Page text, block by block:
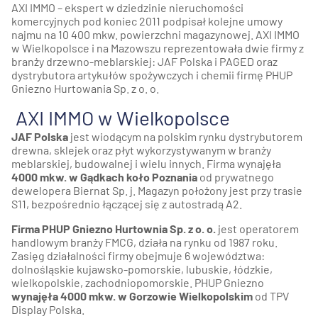
AXI IMMO – ekspert w dziedzinie nieruchomości
komercyjnych pod koniec 2011 podpisał kolejne umowy
najmu na 10 400 mkw. powierzchni magazynowej. AXI IMMO
w Wielkopolsce i na Mazowszu reprezentowała dwie firmy z
branży drzewno-meblarskiej: JAF Polska i PAGED oraz
dystrybutora artykułów spożywczych i chemii firmę PHUP
Gniezno Hurtowania Sp. z o. o.
AXI IMMO w Wielkopolsce
JAF Polska jest wiodącym na polskim rynku dystrybutorem
drewna, sklejek oraz płyt wykorzystywanym w branży
meblarskiej, budowalnej i wielu innych. Firma wynajęła
4000 mkw. w Gądkach koło Poznania od prywatnego
dewelopera Biernat Sp. j. Magazyn położony jest przy trasie
S11, bezpośrednio łączącej się z autostradą A2.
Firma PHUP Gniezno Hurtownia Sp. z o. o. jest operatorem
handlowym branży FMCG, działa na rynku od 1987 roku.
Zasięg działalności firmy obejmuje 6 województwa:
dolnośląskie kujawsko-pomorskie, lubuskie, łódzkie,
wielkopolskie, zachodniopomorskie. PHUP Gniezno
wynajęła 4000 mkw. w Gorzowie Wielkopolskim od TPV
Display Polska.